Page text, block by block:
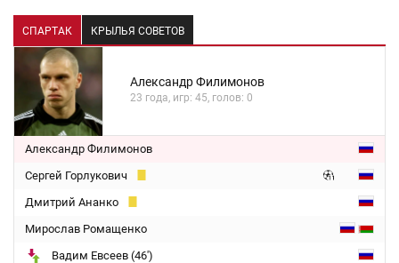
СПАРТАК КРЫЛЬЯ СОВЕТОВ
Александр Филимонов
23 года, игр: 45, голов: 0
Александр Филимонов
Сергей Горлукович
Дмитрий Ананко
Мирослав Ромащенко
Вадим Евсеев (46')